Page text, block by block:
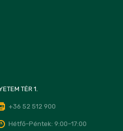
TÉR 1.
+36 52 512 900
Hétfő–Péntek: 9:00–17:00